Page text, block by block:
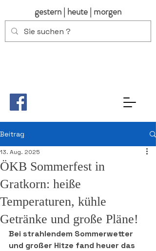
gestern | heute | morgen
Beitrag
ÖKB Sommerfest in
Gratkorn: heiße
Temperaturen, kühle
Getränke und große Pläne!
13. Aug. 2025
Bei strahlendem Sommerwetter
und großer Hitze fand heuer das